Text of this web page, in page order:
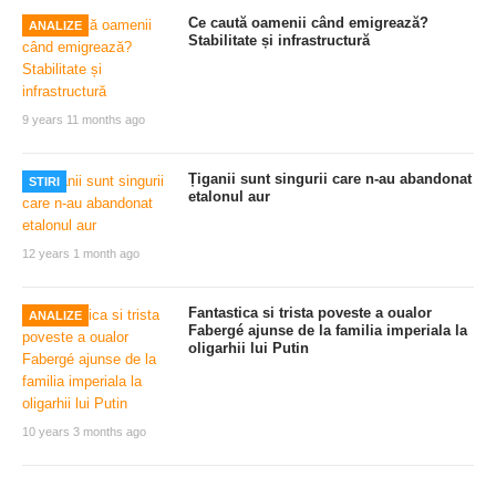
ANALIZE
9 years 11 months ago
Ce caută oamenii când emigrează?
Stabilitate și infrastructură
STIRI
12 years 1 month ago
Țiganii sunt singurii care n-au abandonat
etalonul aur
ANALIZE
10 years 3 months ago
Fantastica si trista poveste a oualor
Fabergé ajunse de la familia imperiala la
oligarhii lui Putin